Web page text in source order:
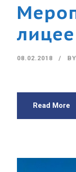
08.02.2018 BY
Read More